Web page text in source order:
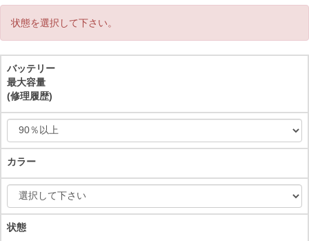
状態を選択して下さい。
バッテリー
最大容量
(修理履歴)
カラー
状態